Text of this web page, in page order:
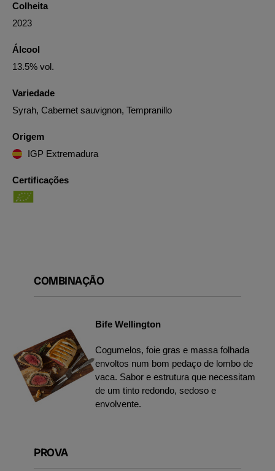
Colheita
2023
Álcool
13.5% vol.
Variedade
Syrah, Cabernet sauvignon, Tempranillo
Origem
IGP Extremadura
Certificações
COMBINAÇÃO
Bife Wellington
Cogumelos, foie gras e massa folhada
envoltos num bom pedaço de lombo de
vaca. Sabor e estrutura que necessitam
de um tinto redondo, sedoso e
envolvente.
PROVA